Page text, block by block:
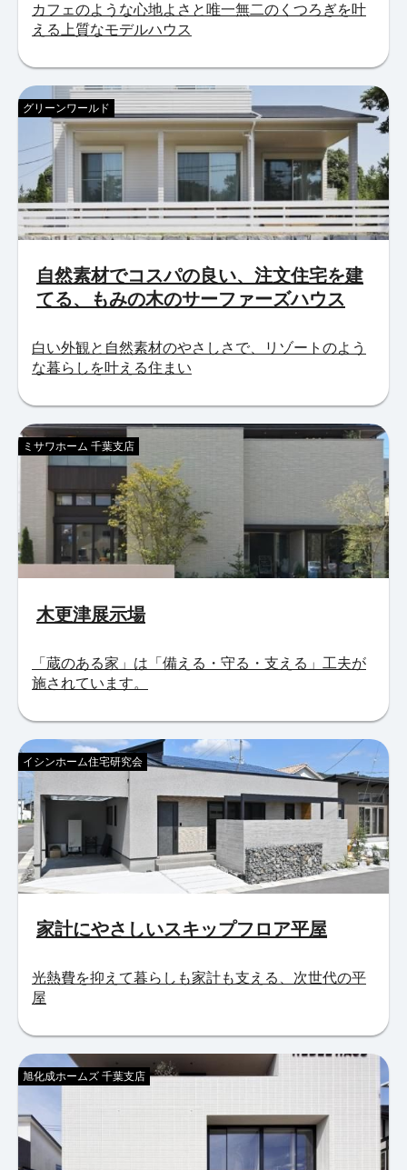
カフェのような心地よさと唯一無二のくつろぎを叶
える上質なモデルハウス
自然素材でコスパの良い、注文住宅を建
てる、もみの木のサーファーズハウス
グリーンワールド
白い外観と自然素材のやさしさで、リゾートのよう
な暮らしを叶える住まい
木更津展示場
ミサワホーム 千葉支店
「蔵のある家」は「備える・守る・支える」工夫が
施されています。
家計にやさしいスキップフロア平屋
イシンホーム住宅研究会
光熱費を抑えて暮らしも家計も支える、次世代の平
屋
旭化成ホームズ 千葉支店